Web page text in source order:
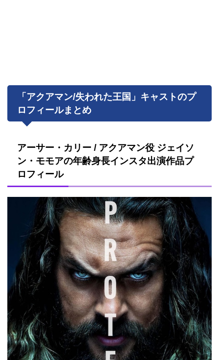
「アクアマン/失われた王国」キャストのプ
ロフィールまとめ
アーサー・カリー / アクアマン役 ジェイソ
ン・モモアの年齢身長インスタ出演作品プ
ロフィール